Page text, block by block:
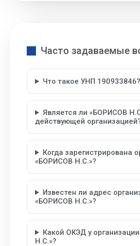
Часто задаваемые
Что такое УНП 190933846?
Является ли «БОРИСОВ
действующей
Когда зарегистрирована
«БОРИСОВ Н.С.»?
Известен ли адрес
«БОРИСОВ Н.С.»?
Какой ОКЭД у
Н.С.»?